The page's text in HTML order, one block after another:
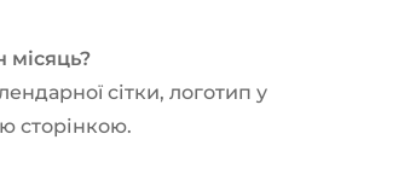
сітки, логотип у
сторінкою.